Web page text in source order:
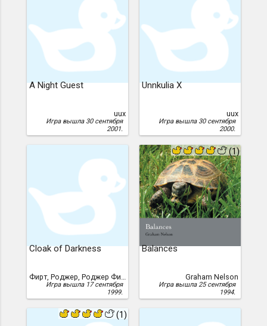
A Night Guest
uux
Игра вышла 30 сентября
2001.
Unnkulia X
uux
Игра вышла 30 сентября
2000.
Cloak of Darkness
Фирт, Роджер, Роджер Фирт
Игра вышла 17 сентября
1999.
(1)
Balances
Graham Nelson
Игра вышла 25 сентября
1994.
(1)